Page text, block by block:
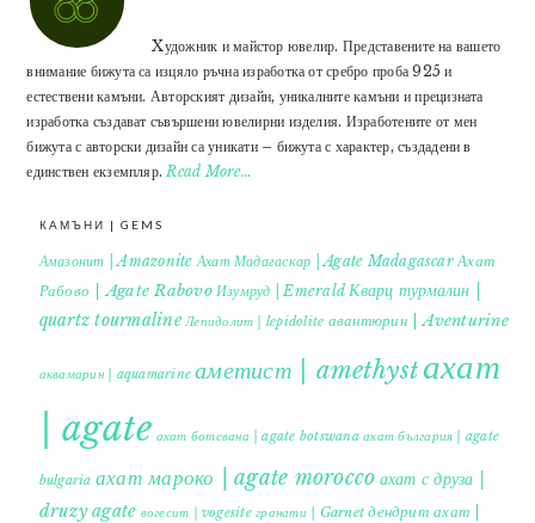
Xудожник и майстор ювелир. Представените на вашето
внимание бижута са изцяло ръчна изработка от сребро проба 925 и
естествени камъни. Авторският дизайн, уникалните камъни и прецизната
изработка създават съвършени ювелирни изделия. Изработените от мен
бижута с авторски дизайн са уникати – бижута с характер, създадени в
единствен екземпляр.Read More…
КАМЪНИ | GEMS
Амазонит | Amazonite Ахат Мадагаскар | Agate Madagascar Ахат
Рабово | Agate Rabovo Изумруд | Emerald Кварц турмалин |
quartz tourmaline Лепидолит | lepidolite авантюрин | Aventurine
аквамарин | aquamarine аметист | amethystахат
| agate ахат ботсвана | agate botswana ахат българия | agate
bulgaria ахат мароко | agate morocco ахат с друза |
druzy agate вогесит | vogesite гранати | Garnet дендрит ахат |